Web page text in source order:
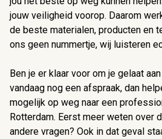
jouw veiligheid voorop. Daarom
de beste materialen, producten en
ons geen nummertje, wij luisteren
Ben je er klaar voor om je gelaat
vandaag nog een afspraak, dan
mogelijk op weg naar een
Rotterdam. Eerst meer weten over
andere vragen? Ook in dat geval